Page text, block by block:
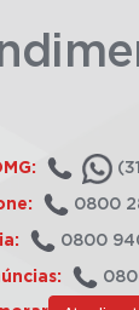
0800
0800